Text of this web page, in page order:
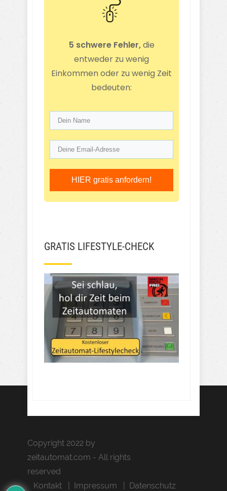
5 schwere Fehler,die
entweder zu wenig
Einkommen oder zu wenig Zeit
bedeuten:
HIER gratis anfordern!
GRATIS LIFESTYLE-CHECK
Copyright 2022 by
zeitautomat.com - All rights
reserved
Kontakt
Impressum Datenschutz